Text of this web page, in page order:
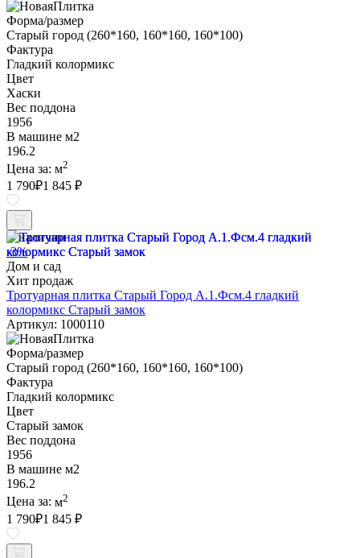
Форма/размер
Старый город (260*160, 160*160, 160*100)
Фактура
Гладкий колормикс
Цвет
Хаски
Вес поддона
1956
В машине м2
196.2
Цена за: м2
1 790₽1 845 ₽
В наличии
-3%
Дом и сад
Хит продаж
Тротуарная плитка Старый Город А.1.Фсм.4 гладкий
колормикс Старый замок
Артикул: 1000110
Форма/размер
Старый город (260*160, 160*160, 160*100)
Фактура
Гладкий колормикс
Цвет
Старый замок
Вес поддона
1956
В машине м2
196.2
Цена за: м2
1 790₽1 845 ₽